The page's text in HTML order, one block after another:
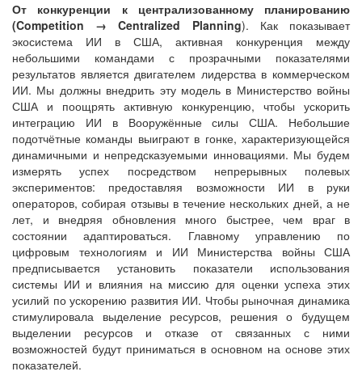
От конкуренции к централизованному планированию
(Competition →Centralized Planning). Как показывает
экосистема ИИ в США, активная конкуренция между
небольшими командами с прозрачными показателями
результатов является двигателем лидерства в коммерческом
ИИ. Мы должны внедрить эту модель в Министерство войны
США и поощрять активную конкуренцию, чтобы ускорить
интеграцию ИИ в Вооружённые силы США. Небольшие
подотчётные команды выиграют в гонке, характеризующейся
динамичными и непредсказуемыми инновациями. Мы будем
измерять успех посредством непрерывных полевых
экспериментов: предоставляя возможности ИИ в руки
операторов, собирая отзывы в течение нескольких дней, а не
лет, и внедряя обновления много быстрее, чем враг в
состоянии адаптироваться. Главному управлению по
цифровым технологиям и ИИ Министерства войны США
предписывается установить показатели использования
системы ИИ и влияния на миссию для оценки успеха этих
усилий по ускорению развития ИИ. Чтобы рыночная динамика
стимулировала выделение ресурсов, решения о будущем
выделении ресурсов и отказе от связанных с ними
возможностей будут приниматься в основном на основе этих
показателей.